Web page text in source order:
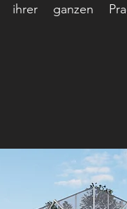
ihrer ganzen